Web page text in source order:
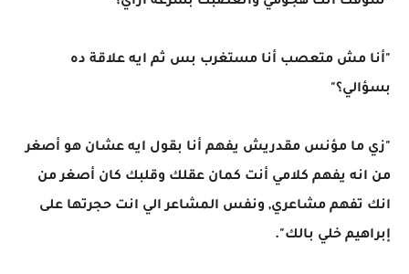
"أنا مش متعصب أنا مستغرب بس ثم ايه علاقة ده
بسؤالي؟"
"زي ما مؤنس مقدريش يفهم أنا بقول ايه عشان هو أصغر
من انه يفهم كلامي أنت كمان عقلك وقلبك كان أصغر من
انك تفهم مشاعري, ونفس المشاعر الي انت حجرتها على
إبراهيم خلي بالك".